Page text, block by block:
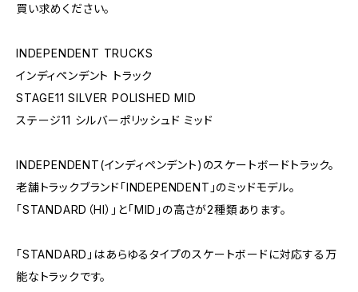
買い求めください。
INDEPENDENT TRUCKS
インディペンデント トラック
STAGE11 SILVER POLISHED MID
ステージ11 シルバーポリッシュド ミッド
INDEPENDENT(インディペンデント)のスケートボードトラック。
老舗トラックブランド「INDEPENDENT」のミッドモデル。
「STANDARD（HI）」と「MID」の高さが2種類あります。
「STANDARD」はあらゆるタイプのスケートボードに対応する万
能なトラックです。